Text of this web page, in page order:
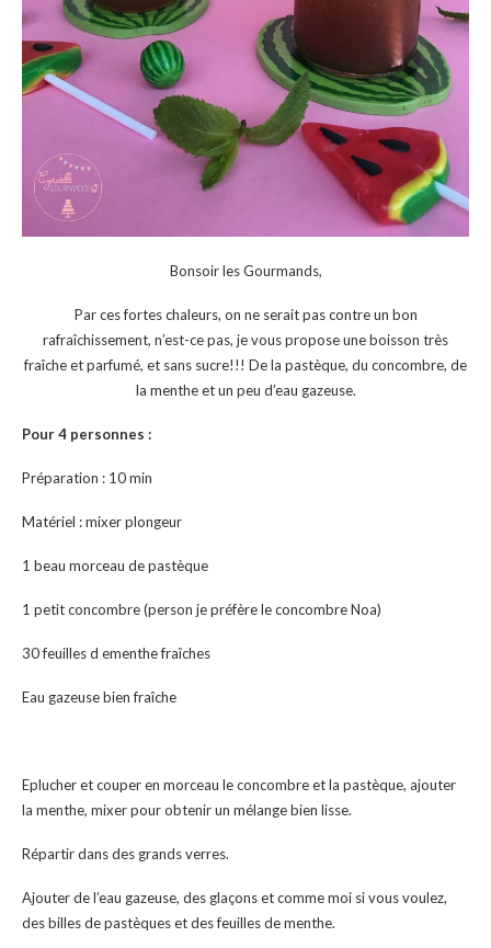
Bonsoir les Gourmands,
Par ces fortes chaleurs, on ne serait pas contre un bon
rafraîchissement, n’est-ce pas, je vous propose une boisson très
fraîche et parfumé, et sans sucre!!! De la pastèque, du concombre, de
la menthe et un peu d’eau gazeuse.
Pour 4 personnes :
Préparation : 10 min
Matériel : mixer plongeur
1 beau morceau de pastèque
1 petit concombre (person je préfère le concombre Noa)
30 feuilles d ementhe fraîches
Eau gazeuse bien fraîche
Eplucher et couper en morceau le concombre et la pastèque, ajouter
la menthe, mixer pour obtenir un mélange bien lisse.
Répartir dans des grands verres.
Ajouter de l’eau gazeuse, des glaçons et comme moi si vous voulez,
des billes de pastèques et des feuilles de menthe.